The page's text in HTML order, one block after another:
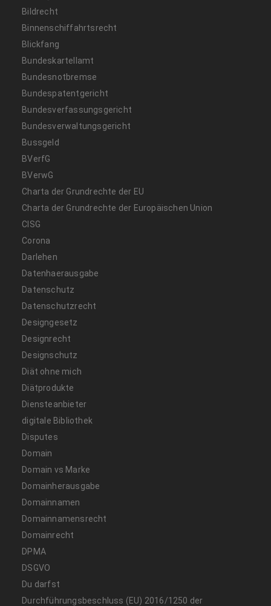
Bildrecht
Binnenschiffahrtsrecht
Blickfang
Bundeskartellamt
Bundesnotbremse
Bundespatentgericht
Bundesverfassungsgericht
Bundesverwaltungsgericht
Bussgeld
BVerfG
BVerwG
Charta der Grundrechte der EU
Charta der Grundrechte der Europäischen Union
CISG
Corona
Darlehen
Datenhaerausgabe
Datenschutz
Datenschutzrecht
Designgesetz
Designrecht
Designschutz
Diät ohne mich
Diätprodukte
Diensteanbieter
digitale Bibliothek
Disputes
Domain
Domain vs Marke
Domainherausgabe
Domainnamen
Domainnamensrecht
Domainrecht
DPMA
DSGVO
Du darfst
Durchführungsbeschluss (EU) 2016/1250 der